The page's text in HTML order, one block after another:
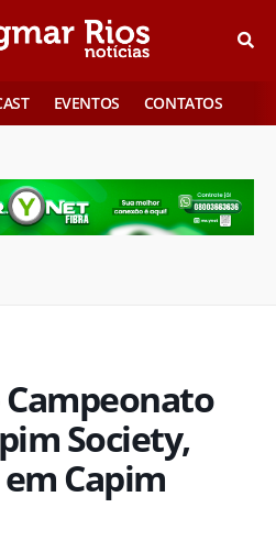
EVENTOS CONTATOS
Society,
Capim